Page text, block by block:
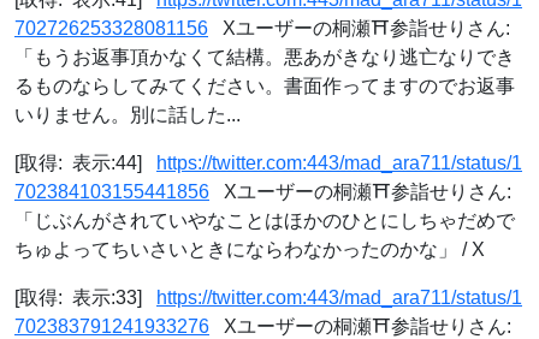
702726253328081156 Xユーザーの桐瀬⛩参詣せりさん:
「もうお返事頂かなくて結構。悪あがきなり逃亡なりでき
るものならしてみてください。書面作ってますのでお返事
いりません。別に話した...
[取得: 表示:44]
https://twitter.com:443/mad_ara711/status/1
702384103155441856 Xユーザーの桐瀬⛩参詣せりさん:
「じぶんがされていやなことはほかのひとにしちゃだめで
ちゅよってちいさいときにならわなかったのかな」 / X
[取得: 表示:33]
https://twitter.com:443/mad_ara711/status/1
702383791241933276 Xユーザーの桐瀬⛩参詣せりさん: